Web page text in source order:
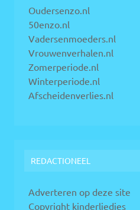
Oudersenzo.nl
50enzo.nl
Vadersenmoeders.nl
Vrouwenverhalen.nl
Zomerperiode.nl
Winterperiode.nl
Afscheidenverlies.nl
REDACTIONEEL
Adverteren op deze site
Copyright kinderliedjes